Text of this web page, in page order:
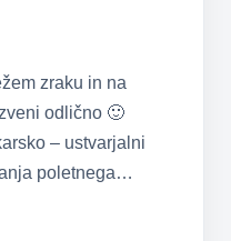
zraku in na
odlično 🙂
– ustvarjalni
poletnega…